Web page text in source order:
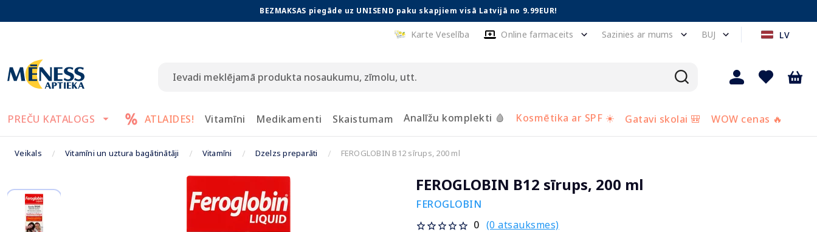
BEZMAKSAS piegāde uz UNISEND paku skapjiem visā Latvijā no 9.99EUR!
Karte Veselība Online farmaceits Sazinies ar mums BUJ LV
PREČU KATALOGS ATLAIDES! Vitamīni Medikamenti Skaistumam Analīžu komplekti 🩸 Kosmētika ar SPF ☀️ Gatavi skolai 🎒 WOW cenas 🔥
Veikals Vitamīni un uztura bagātinātāji Vitamīni Dzelzs preparāti FEROGLOBIN B12 sīrups, 200 ml
FEROGLOBIN B12 sīrups, 200 ml
FEROGLOBIN
0 (0 atsauksmes)